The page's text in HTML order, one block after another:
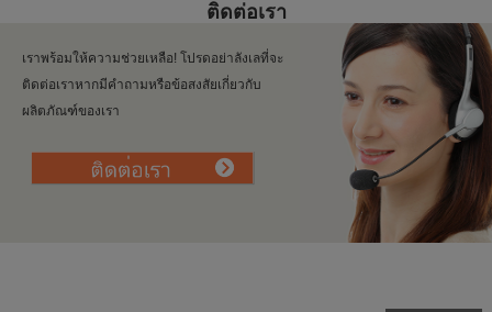
ติดต่อเรา
เราพร้อมให้ความช่วยเหลือ! โปรดอย่าลังเลที่จะ
ติดต่อเราหากมีคำถามหรือข้อสงสัยเกี่ยวกับ
ผลิตภัณฑ์ของเรา